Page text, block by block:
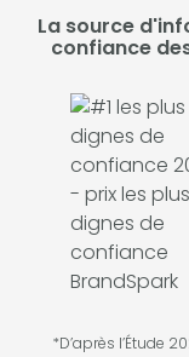
La source
confiance
*D’après l’Étude